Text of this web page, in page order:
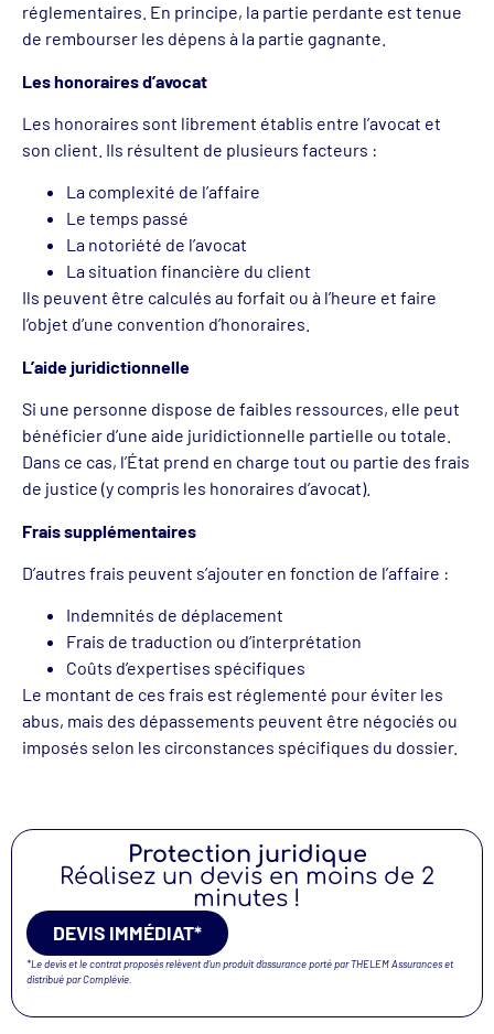
réglementaires. En principe, la partie perdante est tenue
de rembourser les dépens à la partie gagnante.
Les honoraires d’avocat
Les honoraires sont librement établis entre l’avocat et
son client. Ils résultent de plusieurs facteurs :
La complexité de l’affaire
Le temps passé
La notoriété de l’avocat
La situation financière du client
Ils peuvent être calculés au forfait ou à l’heure et faire
l’objet d’une convention d’honoraires.
L’aide juridictionnelle
Si une personne dispose de faibles ressources, elle peut
bénéficier d’une aide juridictionnelle partielle ou totale.
Dans ce cas, l’État prend en charge tout ou partie des frais
de justice (y compris les honoraires d’avocat).
Frais supplémentaires
D’autres frais peuvent s’ajouter en fonction de l’affaire :
Indemnités de déplacement
Frais de traduction ou d’interprétation
Coûts d’expertises spécifiques
Le montant de ces frais est réglementé pour éviter les
abus, mais des dépassements peuvent être négociés ou
imposés selon les circonstances spécifiques du dossier.
Protection juridique
Réalisez un devis en moins de 2
minutes !
DEVIS IMMÉDIAT*
*Le devis et le contrat proposés relèvent d’un produit d’assurance porté par THELEM Assurances et
distribué par Complévie.